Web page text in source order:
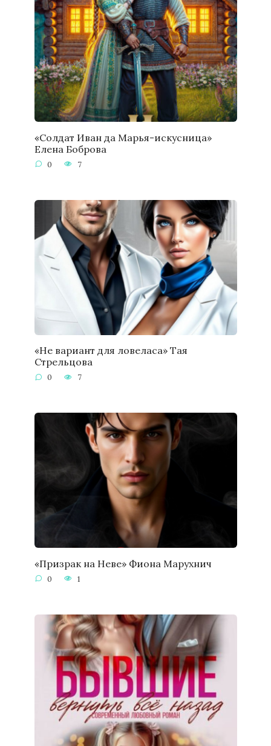
«Солдат Иван да Марья-искусница»
Елена Боброва
0 7
«Не вариант для ловеласа» Тая
Стрельцова
0 7
«Призрак на Неве» Фиона Марухнич
0 1